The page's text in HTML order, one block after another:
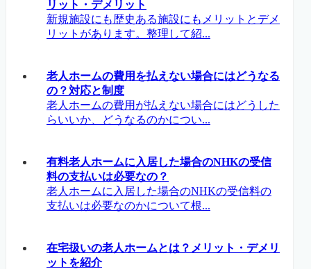
リット・デメリット
新規施設にも歴史ある施設にもメリットとデメ
リットがあります。整理して紹...
老人ホームの費用を払えない場合にはどうなる
の？対応と制度
老人ホームの費用が払えない場合にはどうした
らいいか、どうなるのかについ...
有料老人ホームに入居した場合のNHKの受信
料の支払いは必要なの？
老人ホームに入居した場合のNHKの受信料の
支払いは必要なのかについて根...
在宅扱いの老人ホームとは？メリット・デメリ
ットを紹介